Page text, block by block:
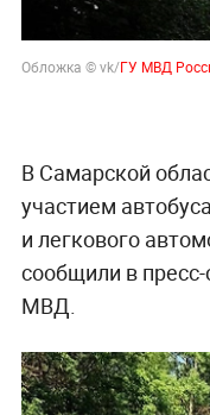
Обложка © vk/ГУ МВД
В Самарской
участием
и легкового
сообщили в
МВД.